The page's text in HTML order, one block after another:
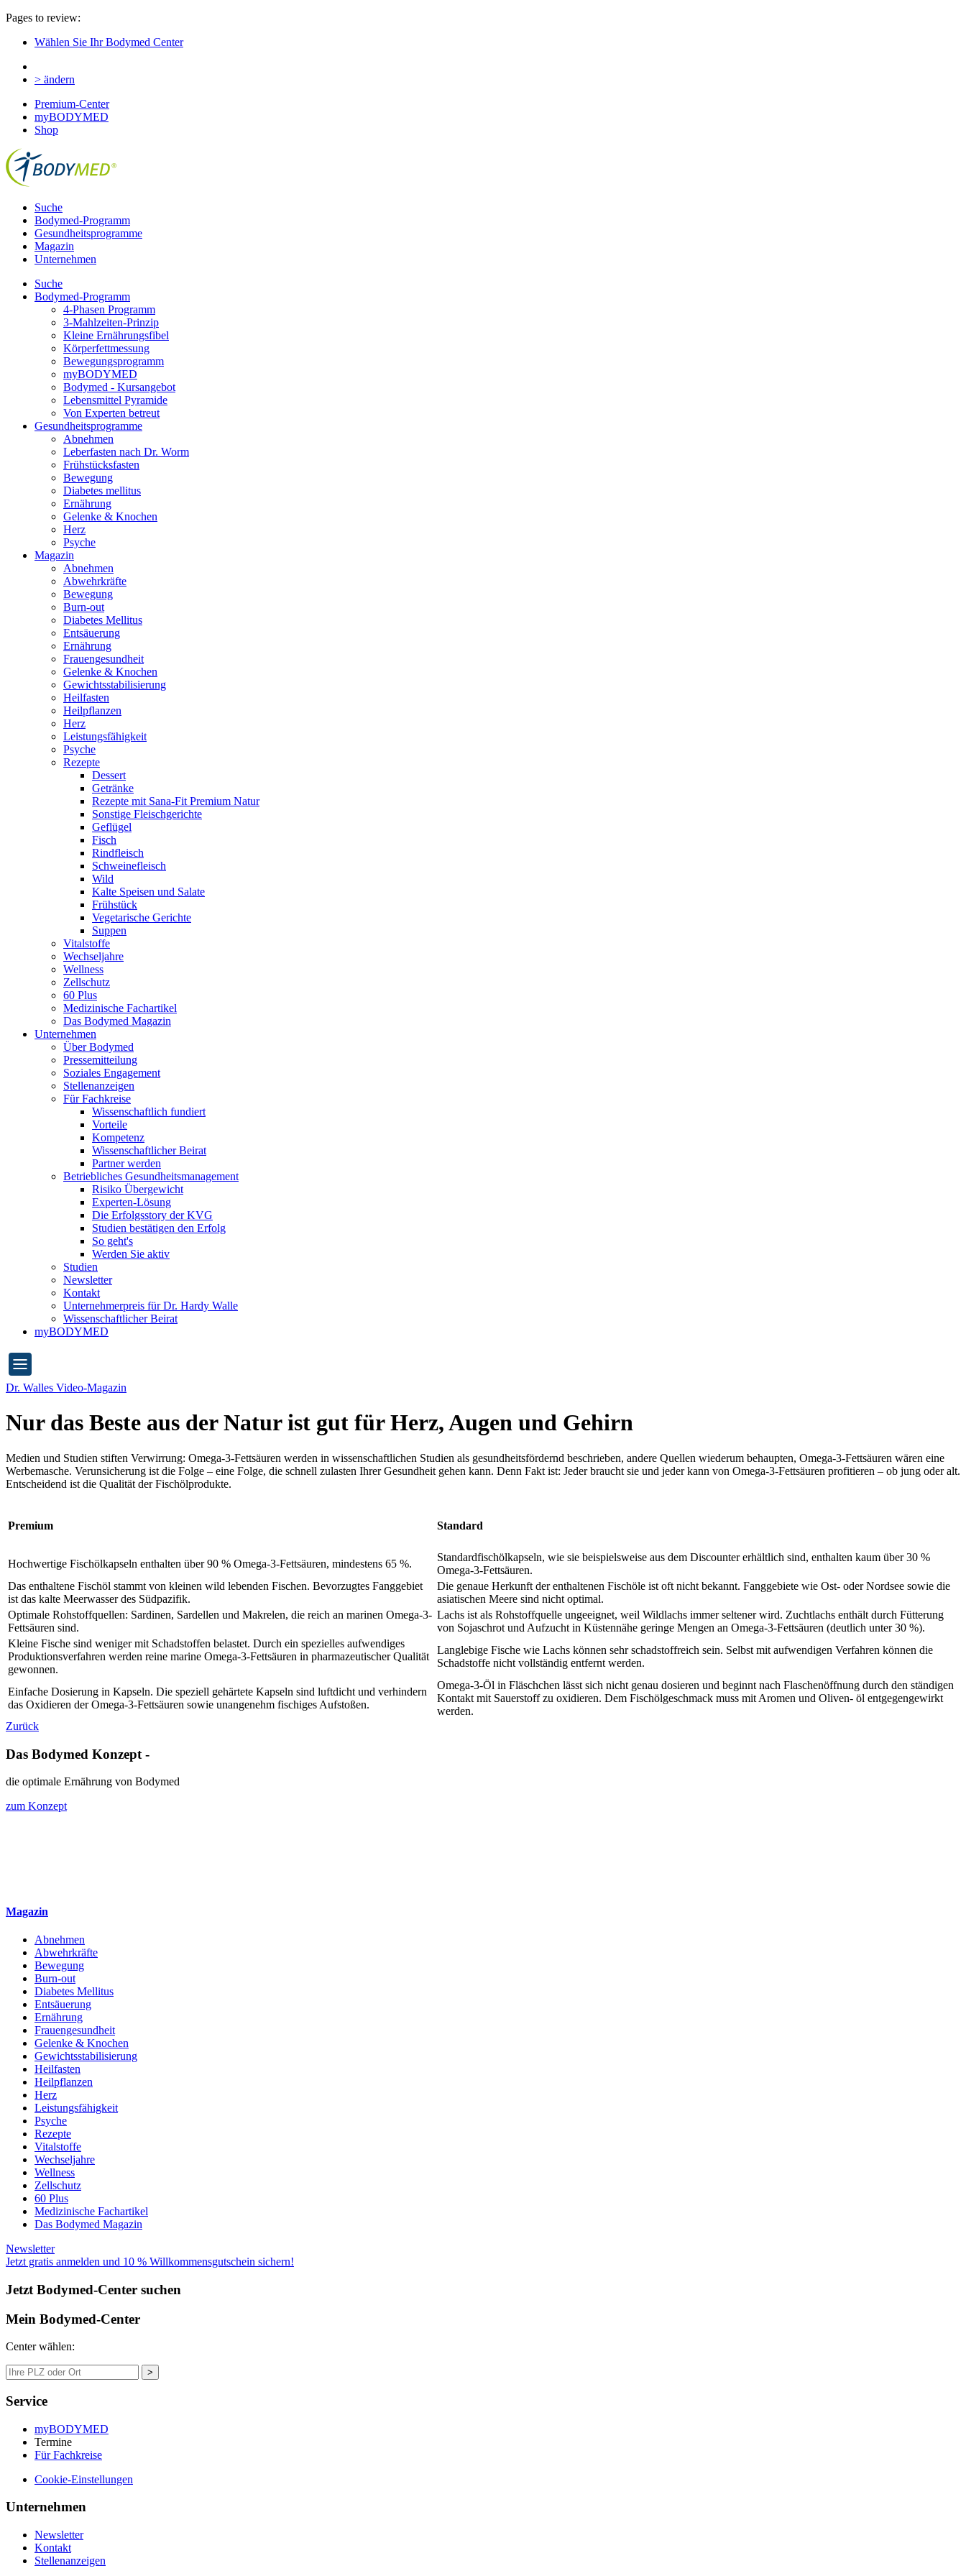
Pages to review:
Wählen Sie Ihr Bodymed Center
> ändern
Premium-Center
myBODYMED
Shop
Suche
Bodymed-Programm
Gesundheitsprogramme
Magazin
Unternehmen
Suche
Bodymed-Programm
4-Phasen Programm
3-Mahlzeiten-Prinzip
Kleine Ernährungsfibel
Körperfettmessung
Bewegungsprogramm
myBODYMED
Bodymed - Kursangebot
Lebensmittel Pyramide
Von Experten betreut
Gesundheitsprogramme
Abnehmen
Leberfasten nach Dr. Worm
Frühstücksfasten
Bewegung
Diabetes mellitus
Ernährung
Gelenke & Knochen
Herz
Psyche
Magazin
Abnehmen
Abwehrkräfte
Bewegung
Burn-out
Diabetes Mellitus
Entsäuerung
Ernährung
Frauengesundheit
Gelenke & Knochen
Gewichtsstabilisierung
Heilfasten
Heilpflanzen
Herz
Leistungsfähigkeit
Psyche
Rezepte
Dessert
Getränke
Rezepte mit Sana-Fit Premium Natur
Sonstige Fleischgerichte
Geflügel
Fisch
Rindfleisch
Schweinefleisch
Wild
Kalte Speisen und Salate
Frühstück
Vegetarische Gerichte
Suppen
Vitalstoffe
Wechseljahre
Wellness
Zellschutz
60 Plus
Medizinische Fachartikel
Das Bodymed Magazin
Unternehmen
Über Bodymed
Pressemitteilung
Soziales Engagement
Stellenanzeigen
Für Fachkreise
Wissenschaftlich fundiert
Vorteile
Kompetenz
Wissenschaftlicher Beirat
Partner werden
Betriebliches Gesundheitsmanagement
Risiko Übergewicht
Experten-Lösung
Die Erfolgsstory der KVG
Studien bestätigen den Erfolg
So geht's
Werden Sie aktiv
Studien
Newsletter
Kontakt
Unternehmerpreis für Dr. Hardy Walle
Wissenschaftlicher Beirat
myBODYMED
Dr. Walles Video-Magazin
Nur das Beste aus der Natur ist gut für Herz, Augen und Gehirn
Medien und Studien stiften Verwirrung: Omega-3-Fettsäuren werden in wissenschaftlichen Studien als gesundheitsfördernd beschrieben, andere Quellen wiederum behaupten, Omega-3-Fettsäuren wären eine
Werbemasche. Verunsicherung ist die Folge – eine Folge, die schnell zulasten Ihrer Gesundheit gehen kann. Denn Fakt ist: Jeder braucht sie und jeder kann von Omega-3-Fettsäuren profitieren – ob jung oder alt.
Entscheidend ist die Qualität der Fischölprodukte.
Premium Standard
Hochwertige Fischölkapseln enthalten über 90 % Omega-3-Fettsäuren, mindestens 65 %.
Standardfischölkapseln, wie sie beispielsweise aus dem Discounter erhältlich sind, enthalten kaum über 30 %
Omega-3-Fettsäuren.
Das enthaltene Fischöl stammt von kleinen wild lebenden Fischen. Bevorzugtes Fanggebiet
ist das kalte Meerwasser des Südpazifik.
Die genaue Herkunft der enthaltenen Fischöle ist oft nicht bekannt. Fanggebiete wie Ost- oder Nordsee sowie die
asiatischen Meere sind nicht optimal.
Optimale Rohstoffquellen: Sardinen, Sardellen und Makrelen, die reich an marinen Omega-3-
Fettsäuren sind.
Lachs ist als Rohstoffquelle ungeeignet, weil Wildlachs immer seltener wird. Zuchtlachs enthält durch Fütterung
von Sojaschrot und Aufzucht in Küstennähe geringe Mengen an Omega-3-Fettsäuren (deutlich unter 30 %).
Kleine Fische sind weniger mit Schadstoffen belastet. Durch ein spezielles aufwendiges
Produktionsverfahren werden reine marine Omega-3-Fettsäuren in pharmazeutischer Qualität
gewonnen.
Langlebige Fische wie Lachs können sehr schadstoffreich sein. Selbst mit aufwendigen Verfahren können die
Schadstoffe nicht vollständig entfernt werden.
Einfache Dosierung in Kapseln. Die speziell gehärtete Kapseln sind luftdicht und verhindern
das Oxidieren der Omega-3-Fettsäuren sowie unangenehm fischiges Aufstoßen.
Omega-3-Öl in Fläschchen lässt sich nicht genau dosieren und beginnt nach Flaschenöffnung durch den ständigen
Kontakt mit Sauerstoff zu oxidieren. Dem Fischölgeschmack muss mit Aromen und Oliven- öl entgegengewirkt
werden.
Zurück
Das Bodymed Konzept -
die optimale Ernährung von Bodymed
zum Konzept
Magazin
Abnehmen
Abwehrkräfte
Bewegung
Burn-out
Diabetes Mellitus
Entsäuerung
Ernährung
Frauengesundheit
Gelenke & Knochen
Gewichtsstabilisierung
Heilfasten
Heilpflanzen
Herz
Leistungsfähigkeit
Psyche
Rezepte
Vitalstoffe
Wechseljahre
Wellness
Zellschutz
60 Plus
Medizinische Fachartikel
Das Bodymed Magazin
Newsletter
Jetzt gratis anmelden und 10 % Willkommensgutschein sichern!
Jetzt Bodymed-Center suchen
Mein Bodymed-Center
Center wählen:
>
Service
myBODYMED
Termine
Für Fachkreise
Cookie-Einstellungen
Unternehmen
Newsletter
Kontakt
Stellenanzeigen